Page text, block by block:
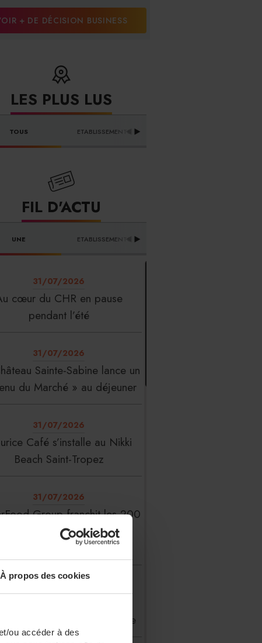
À propos des cookies
ou accéder à des
+ DE DÉCISION BUSINESS
LES PLUS LUS
TOUS ETABLISSEMENTS
FIL D'ACTU
UNE ETABLISSEMENTS
31/07/2026
cœur du CHR en pause
pendant l’été
31/07/2026
Sainte-Sabine lance un
du Marché » au déjeuner
31/07/2026
Café s’installe au Nikki
Beach Saint-Tropez
31/07/2026
Group franchit les 200
millions d’euros de chiffre
d’affaires
meilleur hôtel du monde